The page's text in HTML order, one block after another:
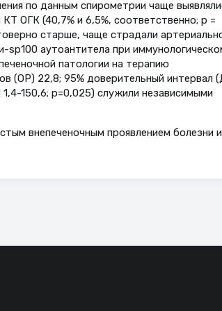
по данным спирометрии чаще
ОГК (40,7% и 6,5%, соответственно; p =
старше, чаще страдали
sp100 аутоантитела при
патологии на терапию
(ОР) 22,8; 95% доверительный интервал
150,6; p=0,025) служили независимыми
внепеченочным проявлением болезни и